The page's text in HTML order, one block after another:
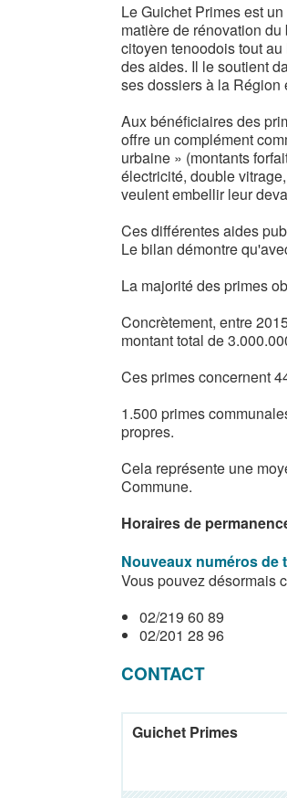
Le Guichet Primes est
matière de rénovation
citoyen tenoodois tout
des aides. Il le soutient
ses dossiers à la Région
Aux bénéficiaires des
offre un complément
urbaine » (montants
électricité, double
veulent embellir leur
Ces différentes aides
Le bilan démontre
La majorité des primes
Concrètement, entre
montant total de
Ces primes concernent
1.500 primes
propres.
Cela représente une
Commune.
Horaires de
Nouveaux numéros de
Vous pouvez désormais
02/219 60 89
02/201 28 96
CONTACT
Guichet Primes